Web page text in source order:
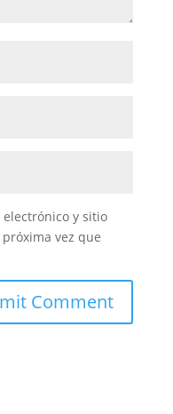
y sitio
vez que